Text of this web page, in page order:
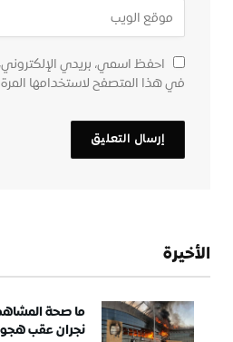
احفظ اسمي، بريدي
في هذا المتصفح لاستخدامها
الأخيرة
ما صحة
نجران عقب